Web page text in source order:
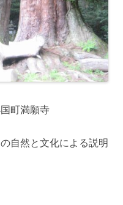
町満願寺
自然と文化による説明